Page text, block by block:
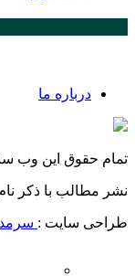
درباره ما
تمام حقوق این وب سایت
نشر مطالب با ذکر نام پایگاه
طراحی سایت :